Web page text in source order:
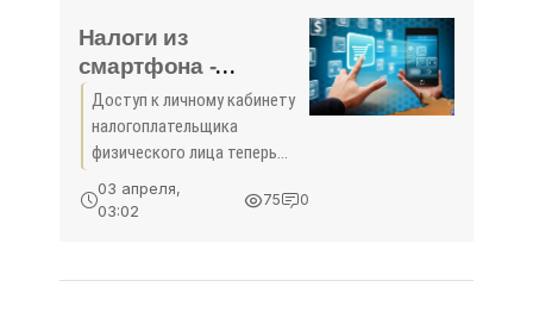
организаторы,
соревнования пройдут на
Альминском
Налоги из
смартфона -
«Новости
Феодосии»
Доступ к личному кабинету
налогоплательщика
физического лица теперь
доступен через мобильное
приложение. ФНС России
пользователей смартфонов
03 апреля,
03:02
75 0